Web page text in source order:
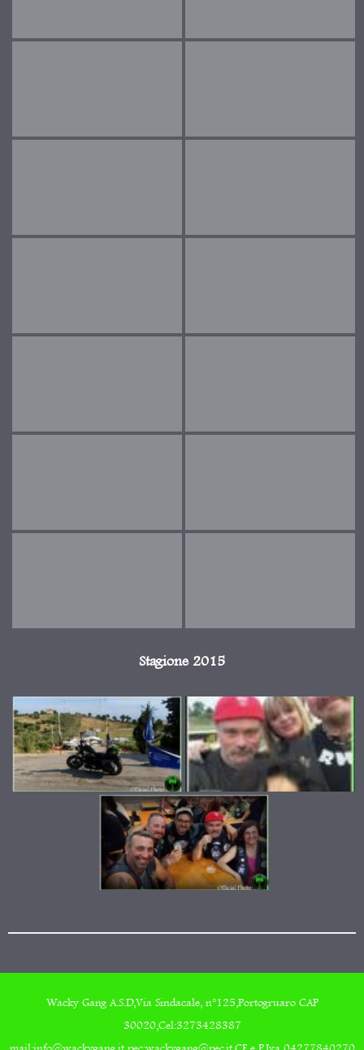
Stagione 2015
Wacky Gang A.S.D,Via Sindacale, n°125,Portogruaro CAP
30020,Cel:3273428387